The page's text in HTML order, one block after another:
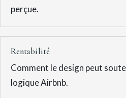
perçue.
Rentabilité
Comment le design peut
logique Airbnb.